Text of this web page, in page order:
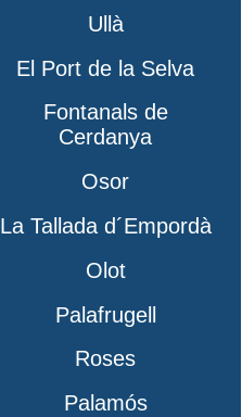
Ullà
El Port de la Selva
Fontanals de
Cerdanya
Osor
La Tallada d´Empordà
Olot
Palafrugell
Roses
Palamós